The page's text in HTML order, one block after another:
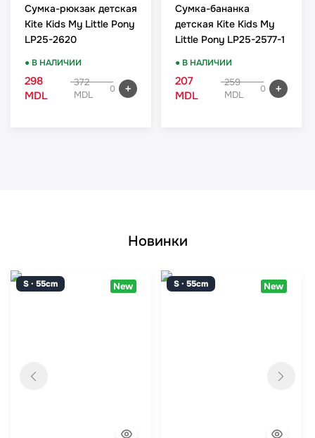
Сумка-рюкзак детская
Kite Kids My Little Pony
LP25-2620
● В НАЛИЧИИ
298
MDL
372
MDL
0
Сумка-бананка
детская Kite Kids My
Little Pony LP25-2577-1
● В НАЛИЧИИ
207
MDL
259
MDL
0
Новинки
S · 55cm New S · 55cm New